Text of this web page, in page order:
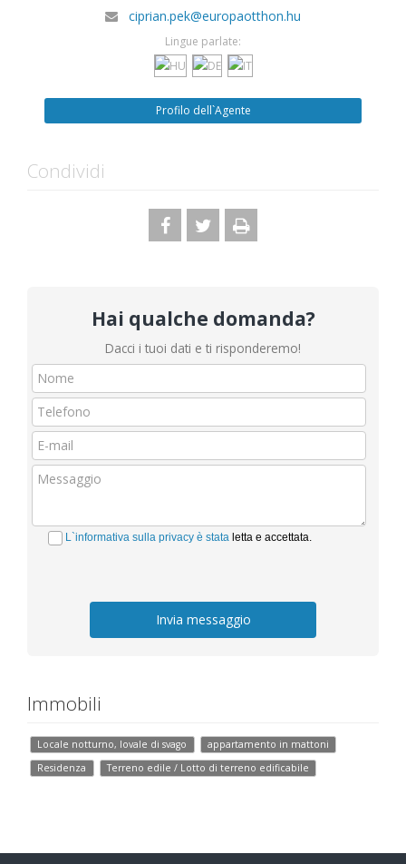
ciprian.pek@europaotthon.hu
Lingue parlate:
Profilo dell`Agente
Condividi
Hai qualche domanda?
Dacci i tuoi dati e ti risponderemo!
L`informativa sulla privacy è stata letta e accettata.
Invia messaggio
Immobili
Locale notturno, lovale di svago
appartamento in mattoni
Residenza
Terreno edile / Lotto di terreno edificabile